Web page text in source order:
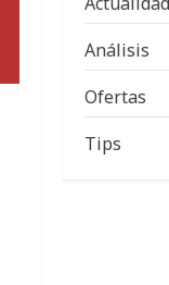
Análisis
Ofertas
Tips